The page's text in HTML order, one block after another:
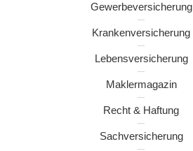
Gewerbeversicherung
Krankenversicherung
Lebensversicherung
Maklermagazin
Recht & Haftung
Sachversicherung